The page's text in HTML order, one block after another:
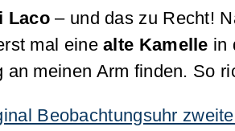
Laco – und das zu Recht!
mal einealte Kamelle in
an meinen Arm finden. So